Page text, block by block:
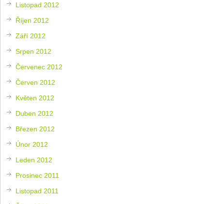
Listopad 2012
Říjen 2012
Září 2012
Srpen 2012
Červenec 2012
Červen 2012
Květen 2012
Duben 2012
Březen 2012
Únor 2012
Leden 2012
Prosinec 2011
Listopad 2011